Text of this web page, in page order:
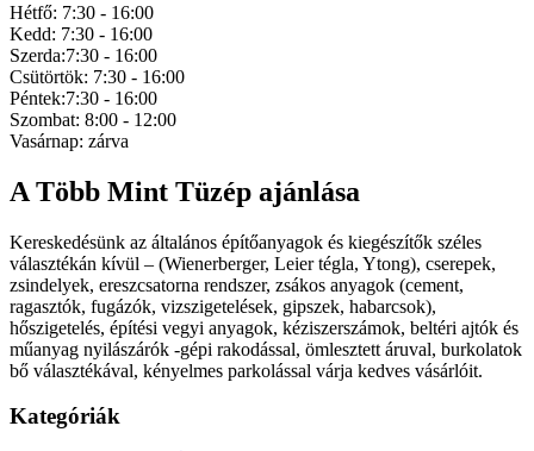
Hétfő: 7:30 - 16:00
Kedd: 7:30 - 16:00
Szerda:7:30 - 16:00
Csütörtök: 7:30 - 16:00
Péntek:7:30 - 16:00
Szombat: 8:00 - 12:00
Vasárnap: zárva
A Több Mint Tüzép ajánlása
Kereskedésünk az általános építőanyagok és kiegészítők széles
választékán kívül – (Wienerberger, Leier tégla, Ytong), cserepek,
zsindelyek, ereszcsatorna rendszer, zsákos anyagok (cement,
ragasztók, fugázók, vizszigetelések, gipszek, habarcsok),
hőszigetelés, építési vegyi anyagok, kéziszerszámok, beltéri ajtók és
műanyag nyilászárók -gépi rakodással, ömlesztett áruval, burkolatok
bő választékával, kényelmes parkolással várja kedves vásárlóit.
Kategóriák